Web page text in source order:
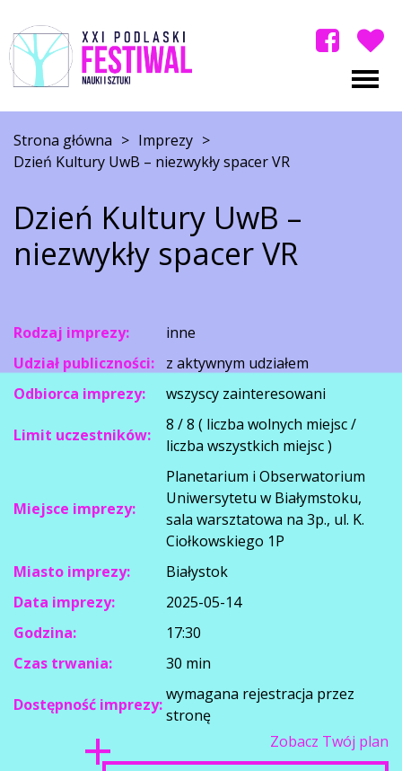
Strona główna > Imprezy >
Dzień Kultury UwB – niezwykły spacer VR
Dzień Kultury UwB –
niezwykły spacer VR
Rodzaj imprezy:
inne
Udział publiczności:
z aktywnym udziałem
Odbiorca imprezy:
wszyscy zainteresowani
Limit uczestników:
8 / 8 ( liczba wolnych miejsc /
liczba wszystkich miejsc )
Miejsce imprezy:
Planetarium i Obserwatorium
Uniwersytetu w Białymstoku,
sala warsztatowa na 3p., ul. K.
Ciołkowskiego 1P
Miasto imprezy:
Białystok
Data imprezy:
2025-05-14
Godzina:
17:30
Czas trwania:
30 min
Dostępność imprezy:
wymagana rejestracja przez
stronę
Zobacz Twój plan